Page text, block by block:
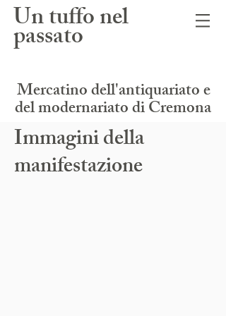
Un tuffo nel
passato
Mercatino dell'antiquariato e
del modernariato di Cremona
Immagini della
manifestazione